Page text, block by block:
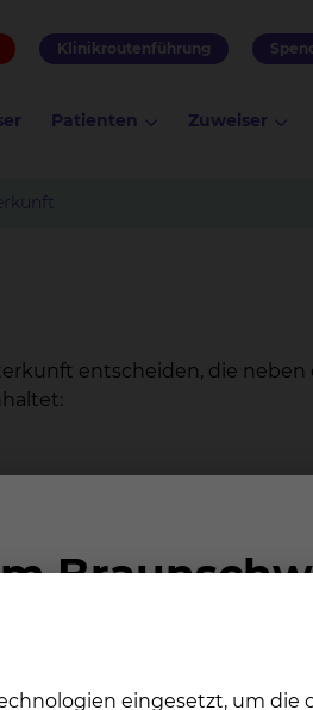
Klinikroutenführung
Patienten Zuweiser
entscheiden, die
Bodylotion
verfügbar)
innerhalb 24 Stunden)
eingesetzt, um